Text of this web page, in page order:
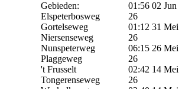
Gebieden:
Elspeterbosweg
Gortelseweg
Niersenseweg
Nunspeterweg
Plaggeweg
't Frusselt
Tongerenseweg
01:56 02 Jun
26
01:12 31 Mei
26
06:15 26 Mei
26
02:42 14 Mei
26